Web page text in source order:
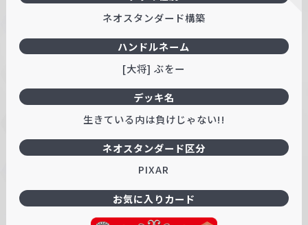
ハンドルネーム
[大将] ぶをー
デッキ名
生きている内は負けじゃない!!
ネオスタンダード構築
ネオスタンダード区分
PIXAR
お気に入りカード